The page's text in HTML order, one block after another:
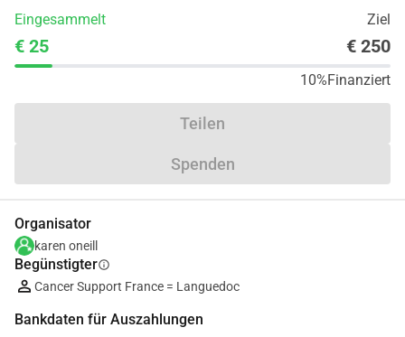
Eingesammelt Ziel
€ 25 € 250
10%Finanziert
Teilen
Spenden
Organisator
karen oneill
Begünstigterinfo
Cancer Support France = Languedoc
Bankdaten für Auszahlungen